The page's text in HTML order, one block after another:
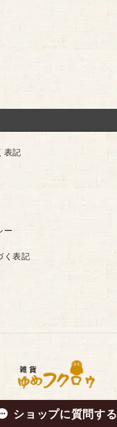
表記
ー
く表記
ショップに質問する